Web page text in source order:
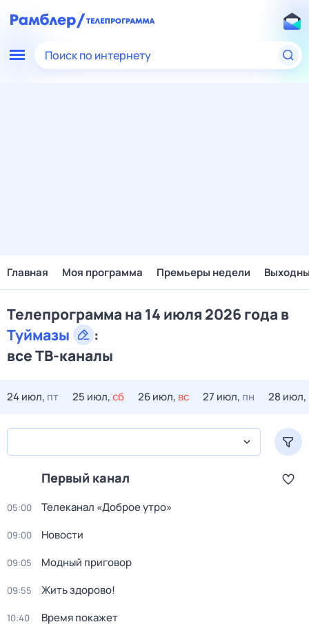
Поиск по интернету
Главная Моя программа Премьеры недели
Телепрограмма на 14 июля 2026 года в
Туймазы
:
все ТВ-каналы
24 июл, пт 25 июл,сб 26 июл, вс 27 июл, пн 28 июл,
Первый канал
05:00 Телеканал «Доброе утро»
09:00 Новости
09:05 Модный приговор
09:55 Жить здорово!
10:40 Время покажет